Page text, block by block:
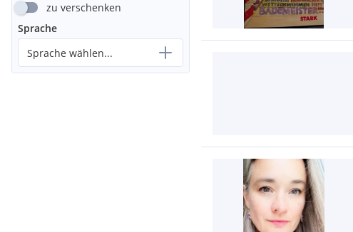
zu verschenken
Sprache
Sprache wählen...